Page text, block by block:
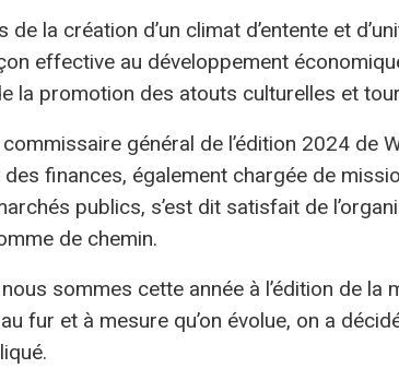
de la création d’un climat d’entente et
effective au développement
la promotion des atouts culturelles et
général de l’édition 2024 de
des finances, également chargée de
publics, s’est dit satisfait de
de chemin.
sommes cette année à l’édition de la
fur et à mesure qu’on évolue, on a